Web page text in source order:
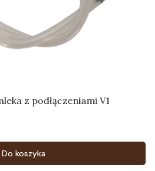
z podłączeniami V1
Do koszyka